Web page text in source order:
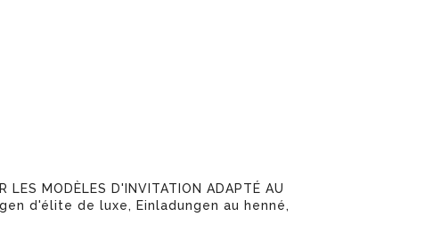
LES MODÈLES D'INVITATION ADAPTÉ AU
d'élite de luxe, Einladungen au henné,